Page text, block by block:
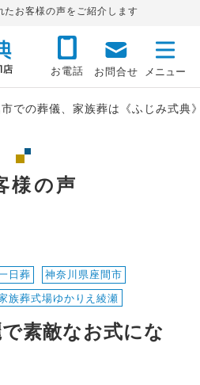
たお客様の声をご紹介します
お電話 お問合せ
での葬儀、家族葬は《ふじみ式典
様の声
日葬
神奈川県座間市
族葬式場ゆかりえ綾瀬
素敵なお式にな